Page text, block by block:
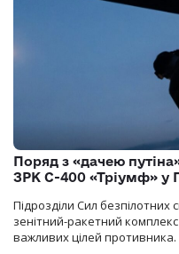
Поряд з «дачею
ЗРК С-400 «Тріумф» у
Підрозділи Сил
зенітний-ракетний
важливих цілей противника.